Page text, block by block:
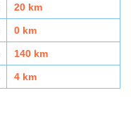
20 km
0 km
140 km
4 km